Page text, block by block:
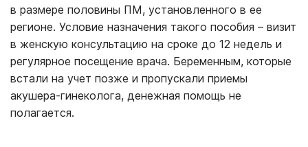
в размере половины ПМ, установленного в ее
регионе. Условие назначения такого пособия – визит
в женскую консультацию на сроке до 12 недель и
регулярное посещение врача. Беременным, которые
встали на учет позже и пропускали приемы
акушера-гинеколога, денежная помощь не
полагается.